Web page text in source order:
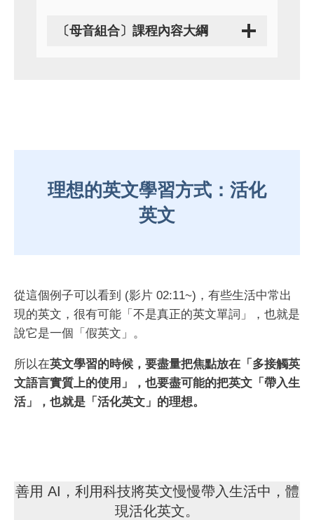
〔母音組合〕課程內容大綱
理想的英文學習方式：活化
英文
從這個例子可以看到 (影片 02:11~)，有些生活中常出
現的英文，很有可能「不是真正的英文單詞」，也就是
說它是一個「假英文」。
所以在英文學習的時候，要盡量把焦點放在「多接觸英
文語言實質上的使用」，也要盡可能的把英文「帶入生
活」，也就是「活化英文」的理想。
善用 AI，利用科技將英文慢慢帶入生活中，體
現活化英文。